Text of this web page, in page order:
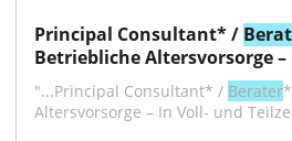
Principal Consultant* /
Betriebliche Altersvorsorge
"...Principal Consultant* / Berater
Altersvorsorge – In Voll- und